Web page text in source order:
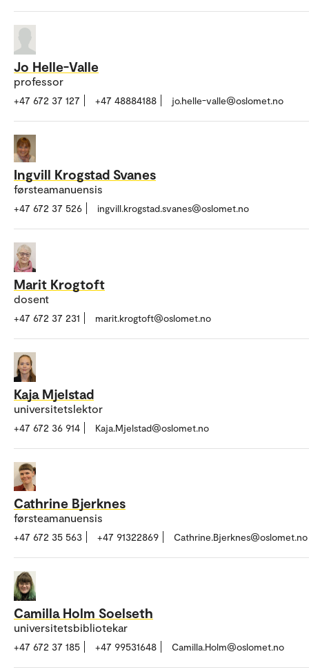
Jo Helle-Valle
professor
+47 672 37 127 +47 48884188 jo.helle-valle@oslomet.no
Ingvill Krogstad Svanes
førsteamanuensis
+47 672 37 526 ingvill.krogstad.svanes@oslomet.no
Marit Krogtoft
dosent
+47 672 37 231 marit.krogtoft@oslomet.no
Kaja Mjelstad
universitetslektor
+47 672 36 914 Kaja.Mjelstad@oslomet.no
Cathrine Bjerknes
førsteamanuensis
+47 672 35 563 +47 91322869 Cathrine.Bjerknes@oslomet.no
Camilla Holm Soelseth
universitetsbibliotekar
+47 672 37 185 +47 99531648 Camilla.Holm@oslomet.no